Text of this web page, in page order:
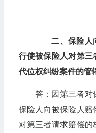
二、保险人向
行使被保险人对第
代位权纠纷案件的管
答：因第三者对
保险人向被保险人赔
对第三者请求赔偿